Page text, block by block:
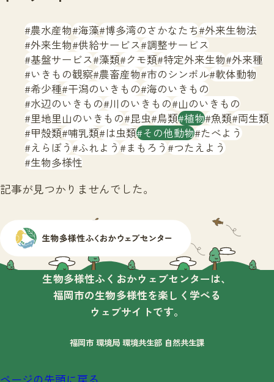
文字サイズ 小 中 大
生物多様性ふくおかウェブセンターとは
サイトマップ
農水産物 海藻 博多湾のさかなたち 外来生物法
外来生物 供給サービス 調整サービス
基盤サービス 藻類 クモ類 特定外来生物 外来種
いきもの観察 農畜産物 市のシンボル 軟体動物
希少種 干潟のいきもの 海のいきもの
水辺のいきもの 川のいきもの 山のいきもの
里地里山のいきもの 昆虫 鳥類 植物 魚類 両生類
甲殻類 哺乳類 は虫類 その他動物 たべよう
えらぼう ふれよう まもろう つたえよう
生物多様性
記事が見つかりませんでした。
生物多様性ふくおかウェブセンターは、
福岡市の生物多様性を楽しく学べる
ウェブサイトです。
福岡市 環境局 環境共生部 自然共生課